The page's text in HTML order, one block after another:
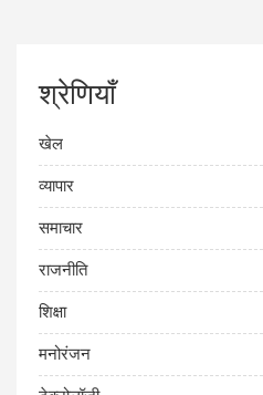
श्रेणियाँ
खेल
व्यापार
समाचार
राजनीति
शिक्षा
मनोरंजन